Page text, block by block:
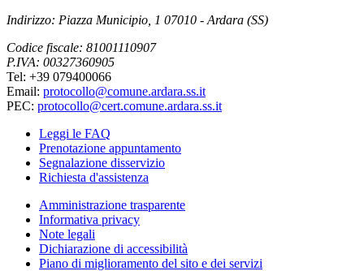
Indirizzo: Piazza Municipio, 1 07010 - Ardara (SS)
Codice fiscale: 81001110907
P.IVA: 00327360905
Tel: +39 079400066
Email: protocollo@comune.ardara.ss.it
PEC: protocollo@cert.comune.ardara.ss.it
Leggi le FAQ
Prenotazione appuntamento
Segnalazione disservizio
Richiesta d'assistenza
Amministrazione trasparente
Informativa privacy
Note legali
Dichiarazione di accessibilità
Piano di miglioramento del sito e dei servizi